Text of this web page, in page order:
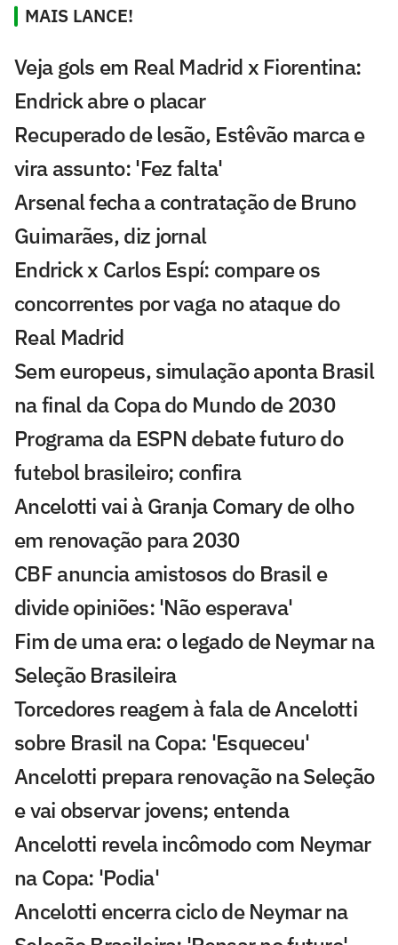
MAIS LANCE!
Veja gols em Real Madrid x Fiorentina:
Endrick abre o placar
Recuperado de lesão, Estêvão marca e
vira assunto: 'Fez falta'
Arsenal fecha a contratação de Bruno
Guimarães, diz jornal
Endrick x Carlos Espí: compare os
concorrentes por vaga no ataque do
Real Madrid
Sem europeus, simulação aponta Brasil
na final da Copa do Mundo de 2030
Programa da ESPN debate futuro do
futebol brasileiro; confira
Ancelotti vai à Granja Comary de olho
em renovação para 2030
CBF anuncia amistosos do Brasil e
divide opiniões: 'Não esperava'
Fim de uma era: o legado de Neymar na
Seleção Brasileira
Torcedores reagem à fala de Ancelotti
sobre Brasil na Copa: 'Esqueceu'
Ancelotti prepara renovação na Seleção
e vai observar jovens; entenda
Ancelotti revela incômodo com Neymar
na Copa: 'Podia'
Ancelotti encerra ciclo de Neymar na